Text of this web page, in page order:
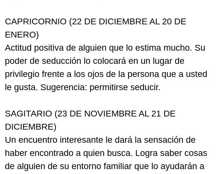
CAPRICORNIO (22 DE DICIEMBRE AL 20 DE
ENERO)
Actitud positiva de alguien que lo estima mucho. Su
poder de seducción lo colocará en un lugar de
privilegio frente a los ojos de la persona que a usted
le gusta. Sugerencia: permitirse seducir.
SAGITARIO (23 DE NOVIEMBRE AL 21 DE
DICIEMBRE)
Un encuentro interesante le dará la sensación de
haber encontrado a quien busca. Logra saber cosas
de alguien de su entorno familiar que lo ayudarán a